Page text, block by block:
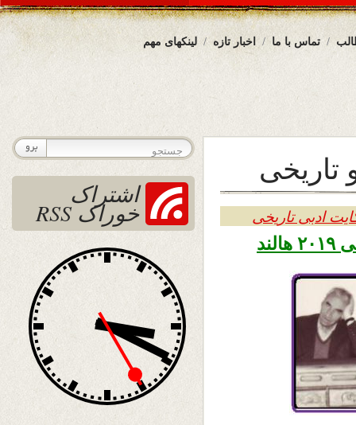
لینکهای مهم اخبار تازه تماس با ما
تاریخی
ادبی تاریخی
اشتراک
خوراک RSS